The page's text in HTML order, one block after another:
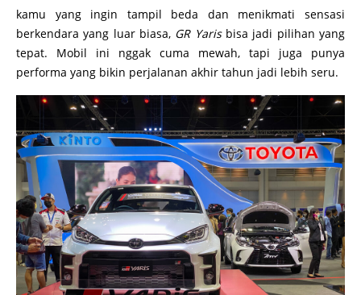
kamu yang ingin tampil beda dan menikmati sensasi
berkendara yang luar biasa, GR Yarisbisa jadi pilihan yang
tepat. Mobil ini nggak cuma mewah, tapi juga punya
performa yang bikin perjalanan akhir tahun jadi lebih seru.